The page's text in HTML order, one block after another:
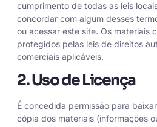
cumprimento de todas as leis
concordar com algum desses
ou acessar este site. Os materiais
protegidos pelas leis de direitos
comerciais aplicáveis.
2. Uso de Licença
É concedida permissão para
cópia dos materiais (informações